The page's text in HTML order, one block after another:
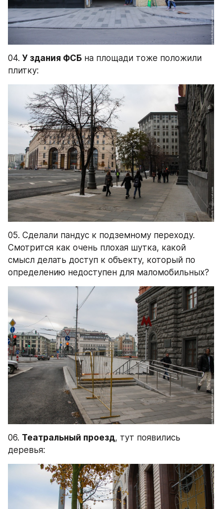
04. У здания ФСБ на площади тоже положили
плитку:
05. Сделали пандус к подземному переходу.
Смотрится как очень плохая шутка, какой
смысл делать доступ к объекту, который по
определению недоступен для маломобильных?
06. Театральный проезд, тут появились
деревья: